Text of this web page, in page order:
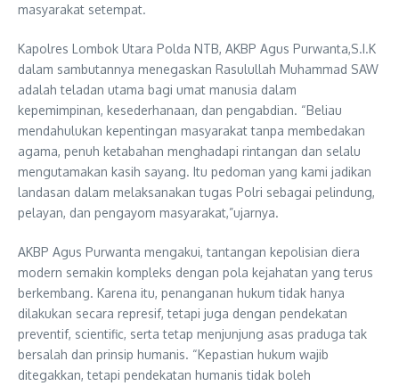
masyarakat setempat.
Kapolres Lombok Utara Polda NTB, AKBP Agus Purwanta,S.I.K
dalam sambutannya menegaskan Rasulullah Muhammad SAW
adalah teladan utama bagi umat manusia dalam
kepemimpinan, kesederhanaan, dan pengabdian. “Beliau
mendahulukan kepentingan masyarakat tanpa membedakan
agama, penuh ketabahan menghadapi rintangan dan selalu
mengutamakan kasih sayang. Itu pedoman yang kami jadikan
landasan dalam melaksanakan tugas Polri sebagai pelindung,
pelayan, dan pengayom masyarakat,”ujarnya.
AKBP Agus Purwanta mengakui, tantangan kepolisian diera
modern semakin kompleks dengan pola kejahatan yang terus
berkembang. Karena itu, penanganan hukum tidak hanya
dilakukan secara represif, tetapi juga dengan pendekatan
preventif, scientific, serta tetap menjunjung asas praduga tak
bersalah dan prinsip humanis. “Kepastian hukum wajib
ditegakkan, tetapi pendekatan humanis tidak boleh